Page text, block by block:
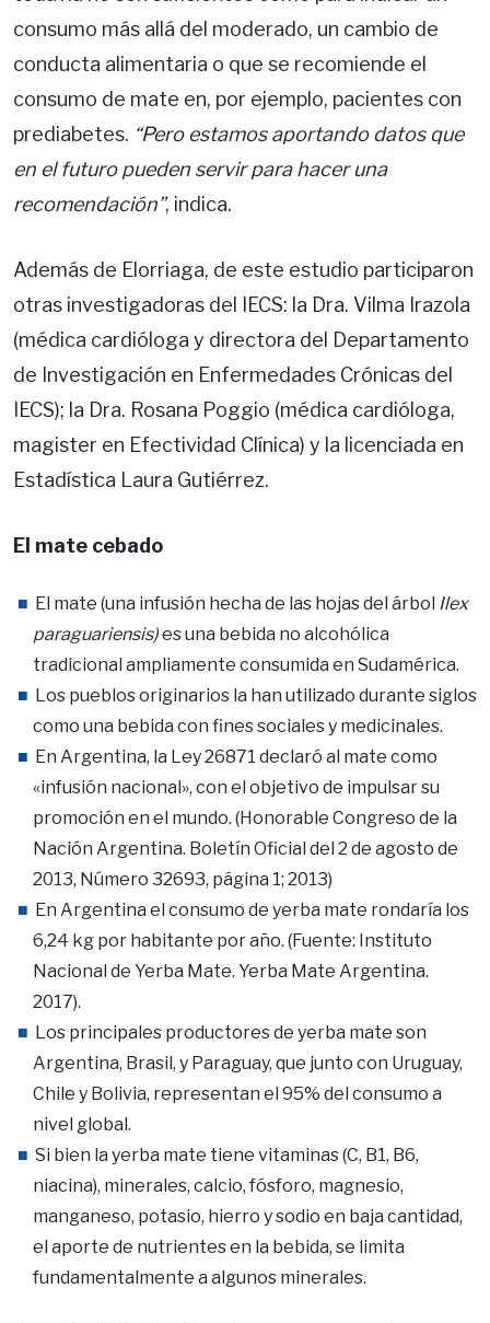
consumo más allá del moderado, un cambio de
conducta alimentaria o que se recomiende el
consumo de mate en, por ejemplo, pacientes con
prediabetes. “Pero estamos aportando datos que
en el futuro pueden servir para hacer una
recomendación”, indica.
Además de Elorriaga, de este estudio participaron
otras investigadoras del IECS: la Dra. Vilma Irazola
(médica cardióloga y directora del Departamento
de Investigación en Enfermedades Crónicas del
IECS); la Dra. Rosana Poggio (médica cardióloga,
magister en Efectividad Clínica) y la licenciada en
Estadística Laura Gutiérrez.
El mate cebado
El mate (una infusión hecha de las hojas del árbol Ilex
paraguariensis)es una bebida no alcohólica
tradicional ampliamente consumida en Sudamérica.
Los pueblos originarios la han utilizado durante siglos
como una bebida con fines sociales y medicinales.
En Argentina, la Ley 26871 declaró al mate como
«infusión nacional», con el objetivo de impulsar su
promoción en el mundo. (Honorable Congreso de la
Nación Argentina. Boletín Oficial del 2 de agosto de
2013, Número 32693, página 1; 2013)
En Argentina el consumo de yerba mate rondaría los
6,24 kg por habitante por año. (Fuente: Instituto
Nacional de Yerba Mate. Yerba Mate Argentina.
2017).
Los principales productores de yerba mate son
Argentina, Brasil, y Paraguay, que junto con Uruguay,
Chile y Bolivia, representan el 95% del consumo a
nivel global.
Si bien la yerba mate tiene vitaminas (C, B1, B6,
niacina), minerales, calcio, fósforo, magnesio,
manganeso, potasio, hierro y sodio en baja cantidad,
el aporte de nutrientes en la bebida, se limita
fundamentalmente a algunos minerales.